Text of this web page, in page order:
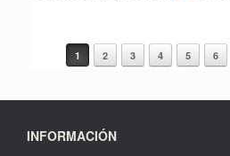
Navegador de artículos
1 2 3 4 5 6
INFORMACIÓN